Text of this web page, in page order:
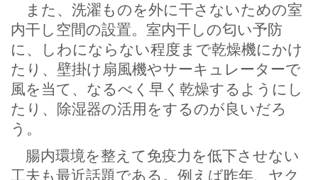
また、洗濯ものを外に干さないための室
内干し空間の設置。室内干しの匂い予防
に、しわにならない程度まで乾燥機にかけ
たり、壁掛け扇風機やサーキュレーターで
風を当て、なるべく早く乾燥するようにし
たり、除湿器の活用をするのが良いだろ
う。
腸内環境を整えて免疫力を低下させない
工夫も最近話題である。例えば昨年、ヤク